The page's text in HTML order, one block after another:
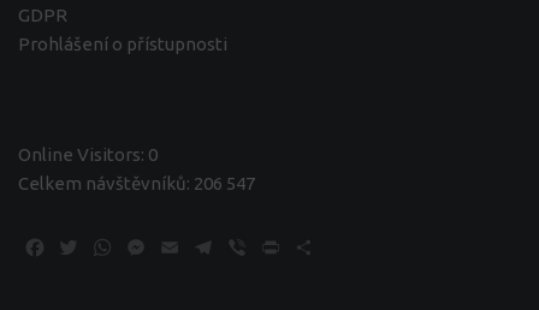
GDPR
Prohlášení o přístupnosti
Online Visitors: 0
Celkem návštěvníků: 206 547
Facebook
TwitterWhatsApp
Messenger
Email Telegram
Viber Print